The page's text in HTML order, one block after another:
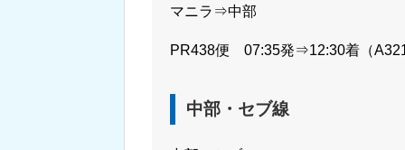
マニラ⇒中部
PR438便 07:35発⇒12:30着（A321
中部・セブ線